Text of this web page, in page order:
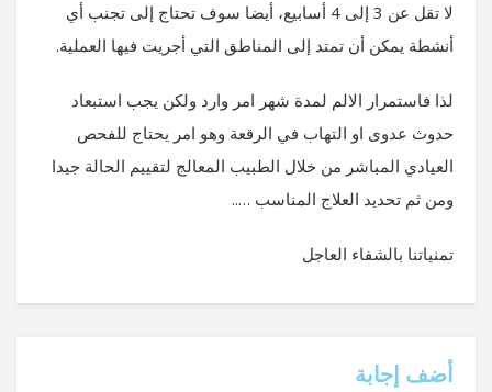
لا تقل عن 3 إلى 4 أسابيع، أيضا سوف تحتاج إلى تجنب أي
أنشطة يمكن أن تمتد إلى المناطق التي أجريت فيها العملية.
لذا فاستمرار الالم لمدة شهر امر وارد ولكن يجب استبعاد
حدوث عدوى او التهاب في الرقعة وهو امر يحتاج للفحص
العيادي المباشر من خلال الطبيب المعالج لتقييم الحالة جيدا
ومن ثم تحديد العلاج المناسب …..
تمنياتنا بالشفاء العاجل
‫أضف إجابة